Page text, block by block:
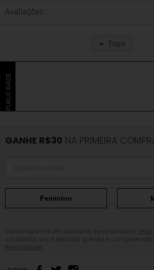
Avaliações
Topo
PUBLICIDADE
GANHE R$30 NA PRIMEIRA
Feminino